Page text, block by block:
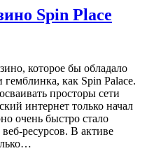
Spin Place
которое бы обладало
как Spin Palace.
просторы сети
интернет только начал
очень быстро стало
ресурсов. В активе